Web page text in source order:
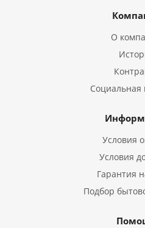
О
Социальная
Условия
Условия
Гарантия
Подбор